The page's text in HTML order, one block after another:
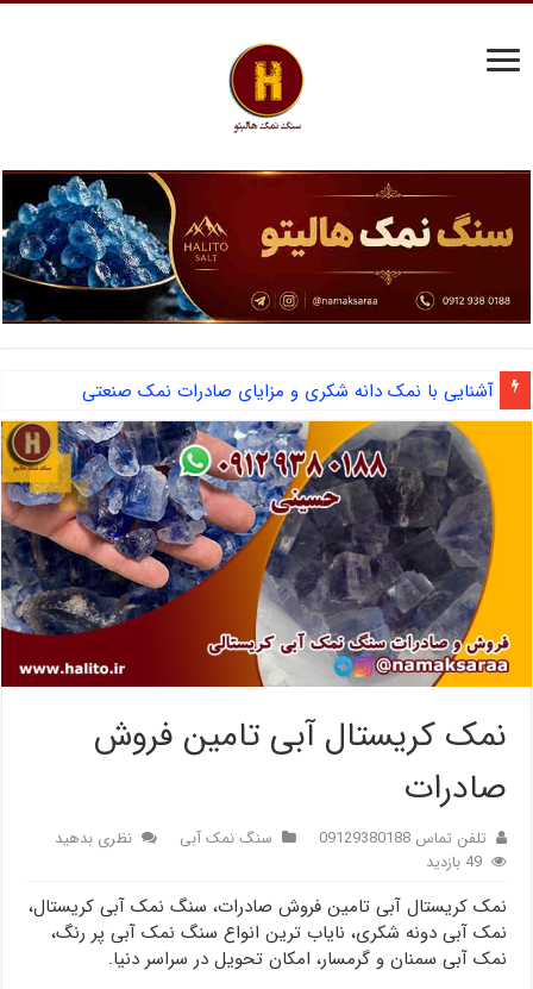
آشنایی با نمک دانه شکری و مزایای صادرات نمک صنعتی
نمک کریستال آبی تامین فروش
صادرات
تلفن تماس 09129380188 سنگ نمک آبی
نظری بدهید
49 بازدید
نمک کریستال آبی تامین فروش صادرات، سنگ نمک آبی کریستال،
نمک آبی دونه شکری، نایاب ترین انواع سنگ نمک آبی پر رنگ،
نمک آبی سمنان و گرمسار، امکان تحویل در سراسر دنیا.